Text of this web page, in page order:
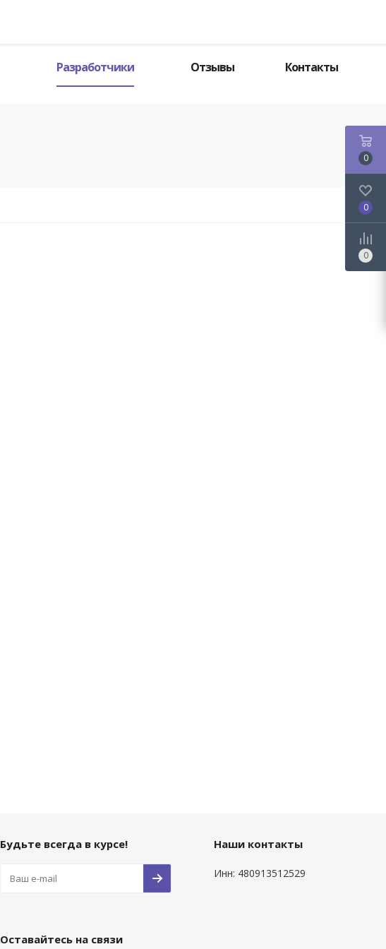
Разработчики Отзывы Контакты
Будьте всегда в курсе!
Оставайтесь на связи
Наши контакты
Инн: 480913512529
0
0
0